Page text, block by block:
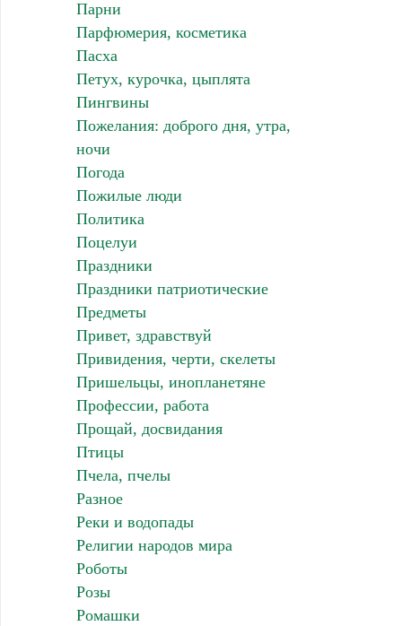
Парни
Парфюмерия, косметика
Пасха
Петух, курочка, цыплята
Пингвины
Пожелания: доброго дня, утра,
ночи
Погода
Пожилые люди
Политика
Поцелуи
Праздники
Праздники патриотические
Предметы
Привет, здравствуй
Привидения, черти, скелеты
Пришельцы, инопланетяне
Профессии, работа
Прощай, досвидания
Птицы
Пчела, пчелы
Разное
Реки и водопады
Религии народов мира
Роботы
Розы
Ромашки